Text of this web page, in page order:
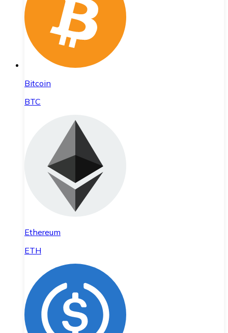
Bitcoin
BTC
Ethereum
ETH